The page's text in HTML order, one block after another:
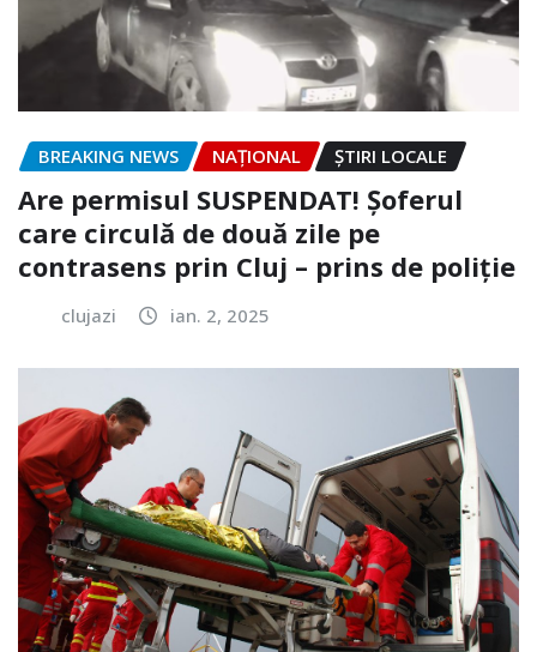
BREAKING NEWS NAŢIONAL ȘTIRI LOCALE
Are permisul SUSPENDAT! Șoferul
care circulă de două zile pe
contrasens prin Cluj – prins de poliție
clujazi ian. 2, 2025